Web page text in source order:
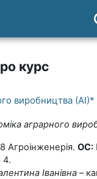
курс
виробництва (АІ)*
аграрного
Агроінженерія. ОС:
4.
Іванівна –